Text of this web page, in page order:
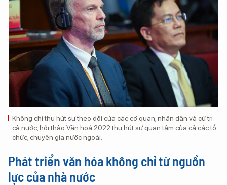
Không chỉ thu hút sự theo dõi của các cơ quan, nhân dân và cử tri
cả nước, hội thảo Văn hoá 2022 thu hút sự quan tâm của cả các tổ
chức, chuyên gia nước ngoài.
Phát triển văn hóa không chỉ từ nguồn
lực của nhà nước